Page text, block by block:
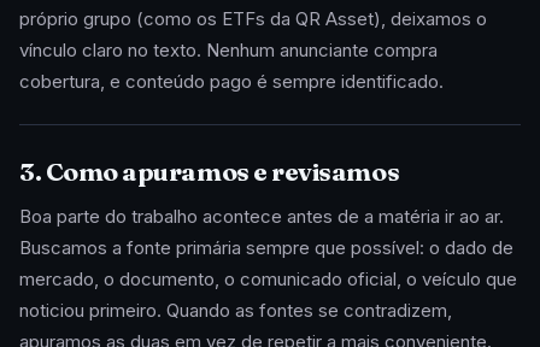
próprio grupo (como os ETFs da QR Asset), deixamos o
vínculo claro no texto. Nenhum anunciante compra
cobertura, e conteúdo pago é sempre identificado.
3. Como apuramos e revisamos
Boa parte do trabalho acontece antes de a matéria ir ao ar.
Buscamos a fonte primária sempre que possível: o dado de
mercado, o documento, o comunicado oficial, o veículo que
noticiou primeiro. Quando as fontes se contradizem,
apuramos as duas em vez de repetir a mais conveniente.